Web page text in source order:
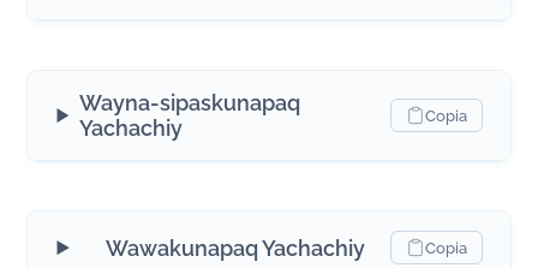
Wayna-sipaskunapaq
Yachachiy
Copia
Wawakunapaq Yachachiy Copia